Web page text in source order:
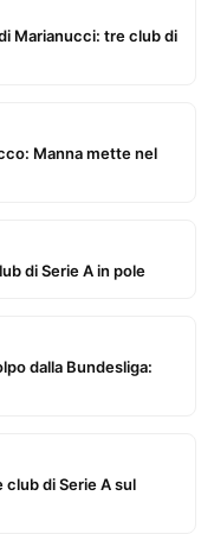
Marianucci: tre club di
Manna mette nel
di Serie A in pole
dalla Bundesliga:
di Serie A sul